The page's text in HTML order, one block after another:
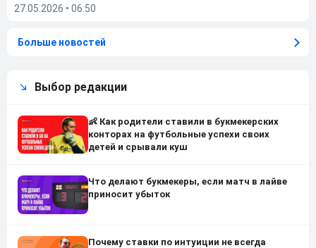
27.05.2026 • 06:50
Больше новостей
Выбор редакции
👶 Как родители ставили в букмекерских
конторах на футбольные успехи своих
детей и срывали куш
Что делают букмекеры, если матч в лайве
приносит убыток
Почему ставки по интуиции не всегда